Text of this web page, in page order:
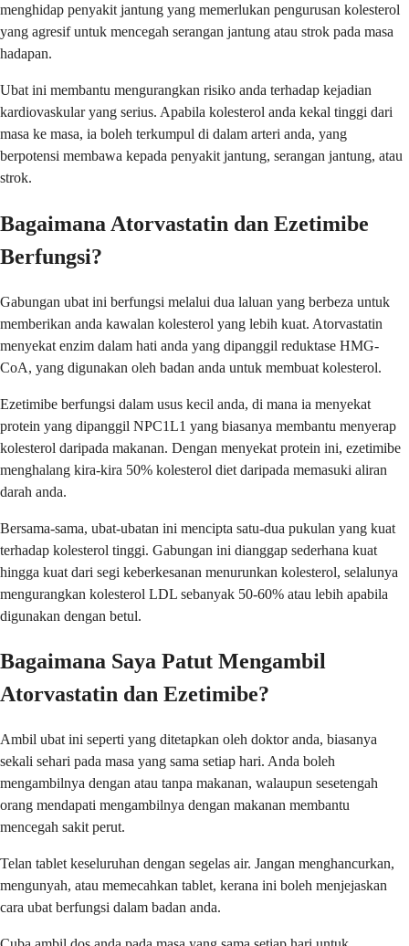
menghidap penyakit jantung yang memerlukan pengurusan kolesterol
yang agresif untuk mencegah serangan jantung atau strok pada masa
hadapan.
Ubat ini membantu mengurangkan risiko anda terhadap kejadian
kardiovaskular yang serius. Apabila kolesterol anda kekal tinggi dari
masa ke masa, ia boleh terkumpul di dalam arteri anda, yang
berpotensi membawa kepada penyakit jantung, serangan jantung, atau
strok.
Bagaimana Atorvastatin dan Ezetimibe
Berfungsi?
Gabungan ubat ini berfungsi melalui dua laluan yang berbeza untuk
memberikan anda kawalan kolesterol yang lebih kuat. Atorvastatin
menyekat enzim dalam hati anda yang dipanggil reduktase HMG-
CoA, yang digunakan oleh badan anda untuk membuat kolesterol.
Ezetimibe berfungsi dalam usus kecil anda, di mana ia menyekat
protein yang dipanggil NPC1L1 yang biasanya membantu menyerap
kolesterol daripada makanan. Dengan menyekat protein ini, ezetimibe
menghalang kira-kira 50% kolesterol diet daripada memasuki aliran
darah anda.
Bersama-sama, ubat-ubatan ini mencipta satu-dua pukulan yang kuat
terhadap kolesterol tinggi. Gabungan ini dianggap sederhana kuat
hingga kuat dari segi keberkesanan menurunkan kolesterol, selalunya
mengurangkan kolesterol LDL sebanyak 50-60% atau lebih apabila
digunakan dengan betul.
Bagaimana Saya Patut Mengambil
Atorvastatin dan Ezetimibe?
Ambil ubat ini seperti yang ditetapkan oleh doktor anda, biasanya
sekali sehari pada masa yang sama setiap hari. Anda boleh
mengambilnya dengan atau tanpa makanan, walaupun sesetengah
orang mendapati mengambilnya dengan makanan membantu
mencegah sakit perut.
Telan tablet keseluruhan dengan segelas air. Jangan menghancurkan,
mengunyah, atau memecahkan tablet, kerana ini boleh menjejaskan
cara ubat berfungsi dalam badan anda.